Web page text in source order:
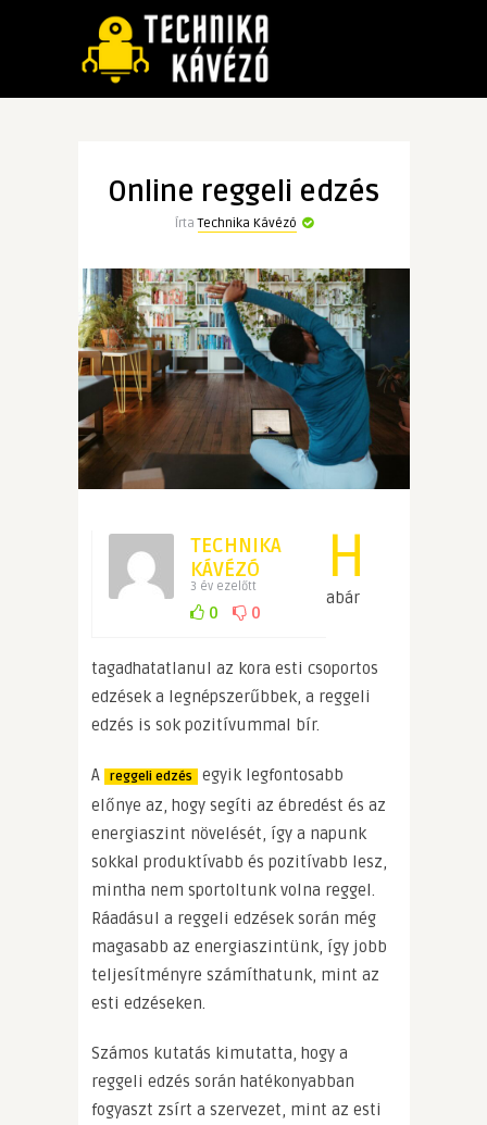
Online reggeli edzés
ÍrtaTechnika Kávézó
TECHNIKA
KÁVÉZÓ
3 év ezelőtt
0 0
H
abár
tagadhatatlanul az kora esti csoportos
edzések a legnépszerűbbek, a reggeli
edzés is sok pozitívummal bír.
A reggeli edzés
egyik legfontosabb
előnye az, hogy segíti az ébredést és az
energiaszint növelését, így a napunk
sokkal produktívabb és pozitívabb lesz,
mintha nem sportoltunk volna reggel.
Ráadásul a reggeli edzések során még
magasabb az energiaszintünk, így jobb
teljesítményre számíthatunk, mint az
esti edzéseken.
Számos kutatás kimutatta, hogy a
reggeli edzés során hatékonyabban
fogyaszt zsírt a szervezet, mint az esti